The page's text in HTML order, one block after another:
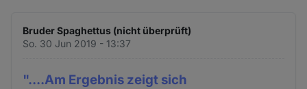
Bruder Spaghettus (nicht überprüft)
So. 30 Jun 2019 - 13:37
"....Am Ergebnis zeigt sich